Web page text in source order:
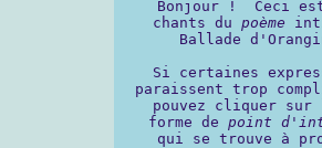
Bonjour ! Ceci
chants du poème
Ballade
Si certaines
paraissent trop
pouvez cliquer
forme de point
qui se trouve à